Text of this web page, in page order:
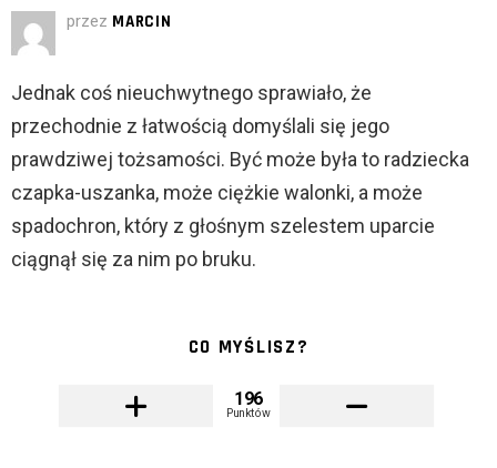
przez MARCIN
Jednak coś nieuchwytnego sprawiało, że
przechodnie z łatwością domyślali się jego
prawdziwej tożsamości. Być może była to radziecka
czapka-uszanka, może ciężkie walonki, a może
spadochron, który z głośnym szelestem uparcie
ciągnął się za nim po bruku.
CO MYŚLISZ?
196
Punktów